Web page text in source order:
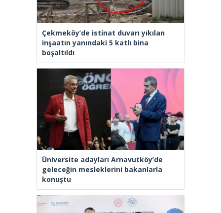
Çekmeköy’de istinat duvarı yıkılan
inşaatın yanındaki 5 katlı bina
boşaltıldı
Üniversite adayları Arnavutköy’de
geleceğin mesleklerini bakanlarla
konuştu